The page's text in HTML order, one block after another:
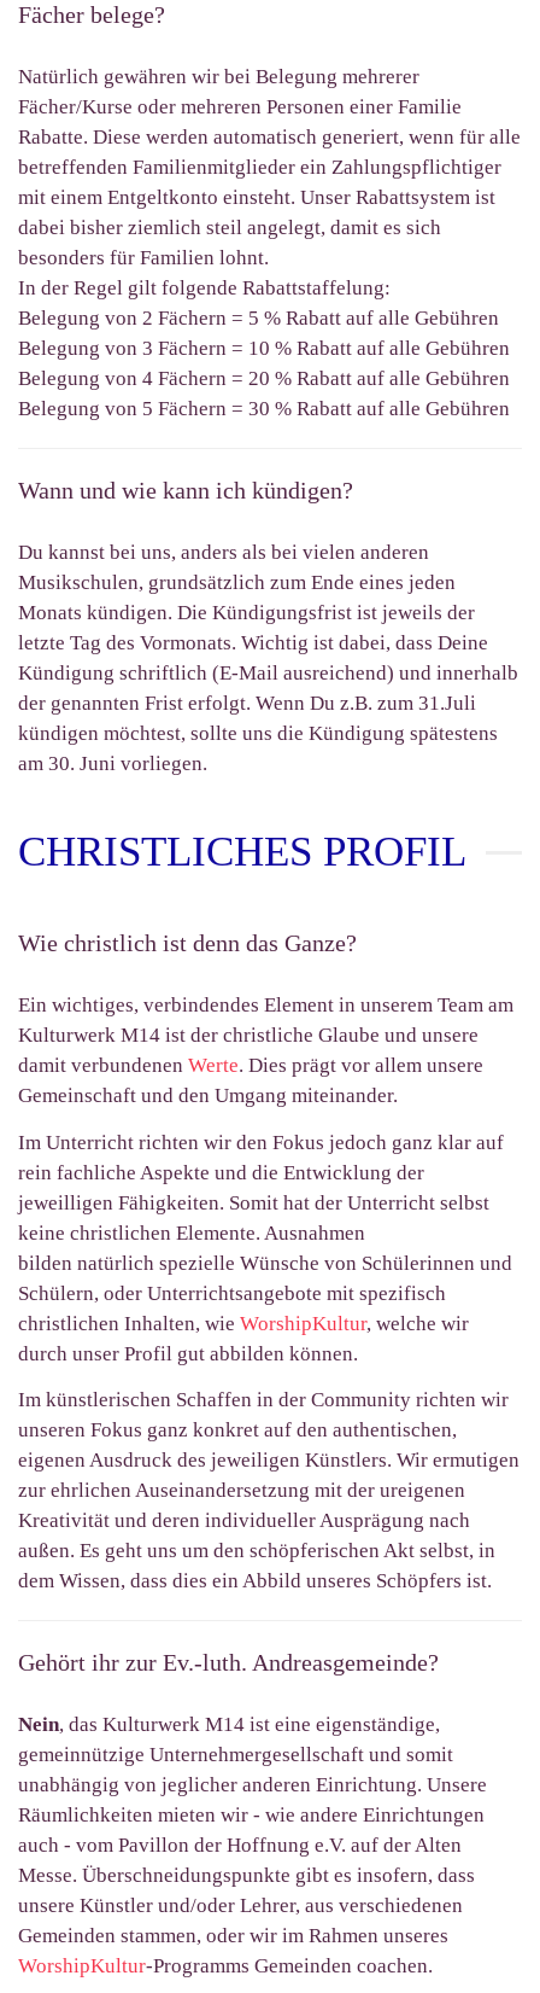
Fächer belege?
Natürlich gewähren wir bei Belegung mehrerer
Fächer/Kurse oder mehreren Personen einer Familie
Rabatte. Diese werden automatisch generiert, wenn für alle
betreffenden Familienmitglieder ein Zahlungspflichtiger
mit einem Entgeltkonto einsteht. Unser Rabattsystem ist
dabei bisher ziemlich steil angelegt, damit es sich
besonders für Familien lohnt.
In der Regel gilt folgende Rabattstaffelung:
Belegung von 2 Fächern = 5 % Rabatt auf alle Gebühren
Belegung von 3 Fächern = 10 % Rabatt auf alle Gebühren
Belegung von 4 Fächern = 20 % Rabatt auf alle Gebühren
Belegung von 5 Fächern = 30 % Rabatt auf alle Gebühren
Wann und wie kann ich kündigen?
Du kannst bei uns, anders als bei vielen anderen
Musikschulen, grundsätzlich zum Ende eines jeden
Monats kündigen. Die Kündigungsfrist ist jeweils der
letzte Tag des Vormonats. Wichtig ist dabei, dass Deine
Kündigung schriftlich (E-Mail ausreichend) und innerhalb
der genannten Frist erfolgt. Wenn Du z.B. zum 31.Juli
kündigen möchtest, sollte uns die Kündigung spätestens
am 30. Juni vorliegen.
CHRISTLICHES PROFIL
Wie christlich ist denn das Ganze?
Ein wichtiges, verbindendes Element in unserem Team am
Kulturwerk M14 ist der christliche Glaube und unsere
damit verbundenen Werte. Dies prägt vor allem unsere
Gemeinschaft und den Umgang miteinander.
Im Unterricht richten wir den Fokus jedoch ganz klar auf
rein fachliche Aspekte und die Entwicklung der
jeweilligen Fähigkeiten. Somit hat der Unterricht selbst
keine christlichen Elemente. Ausnahmen
bilden natürlich spezielle Wünsche von Schülerinnen und
Schülern, oder Unterrichtsangebote mit spezifisch
christlichen Inhalten, wie WorshipKultur, welche wir
durch unser Profil gut abbilden können.
Im künstlerischen Schaffen in der Community richten wir
unseren Fokus ganz konkret auf den authentischen,
eigenen Ausdruck des jeweiligen Künstlers. Wir ermutigen
zur ehrlichen Auseinandersetzung mit der ureigenen
Kreativität und deren individueller Ausprägung nach
außen. Es geht uns um den schöpferischen Akt selbst, in
dem Wissen, dass dies ein Abbild unseres Schöpfers ist.
Gehört ihr zur Ev.-luth. Andreasgemeinde?
Nein, das Kulturwerk M14 ist eine eigenständige,
gemeinnützige Unternehmergesellschaft und somit
unabhängig von jeglicher anderen Einrichtung. Unsere
Räumlichkeiten mieten wir - wie andere Einrichtungen
auch - vom Pavillon der Hoffnung e.V. auf der Alten
Messe. Überschneidungspunkte gibt es insofern, dass
unsere Künstler und/oder Lehrer, aus verschiedenen
Gemeinden stammen, oder wir im Rahmen unseres
WorshipKultur-Programms Gemeinden coachen.